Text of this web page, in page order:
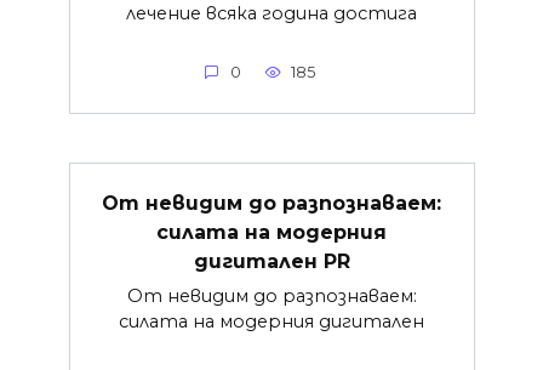
лечение всяка година достига
0 185
От невидим до разпознаваем:
силата на модерния
дигитален PR
От невидим до разпознаваем:
силата на модерния дигитален